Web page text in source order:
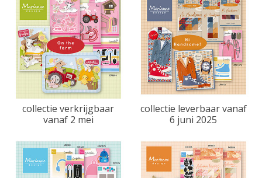
collectie verkrijgbaar
vanaf 2 mei
collectie leverbaar vanaf
6 juni 2025